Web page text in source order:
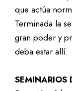
que actúa
Terminada la
gran poder y
deba estar allí.
SEMINARIOS